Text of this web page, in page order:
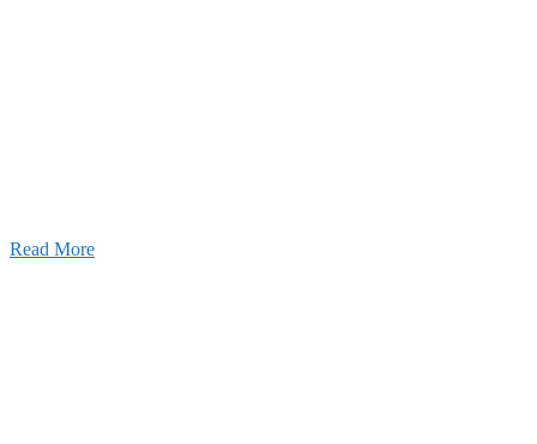
Read More